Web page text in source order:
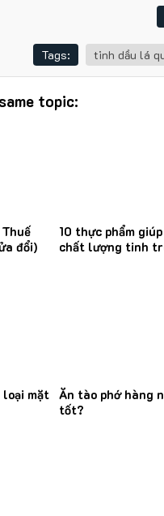
Tags: tinh dầu lá
topic:
đổi)
10 thực phẩm
chất lượng tinh
loại mặt Ăn tào phớ hàng
tốt?